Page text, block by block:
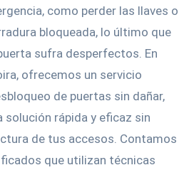
como perder las llaves o
bloqueada, lo último que
sufra desperfectos. En
ofrecemos un servicio
de puertas sin dañar,
solución rápida y eficaz sin
de tus accesos. Contamos
que utilizan técnicas